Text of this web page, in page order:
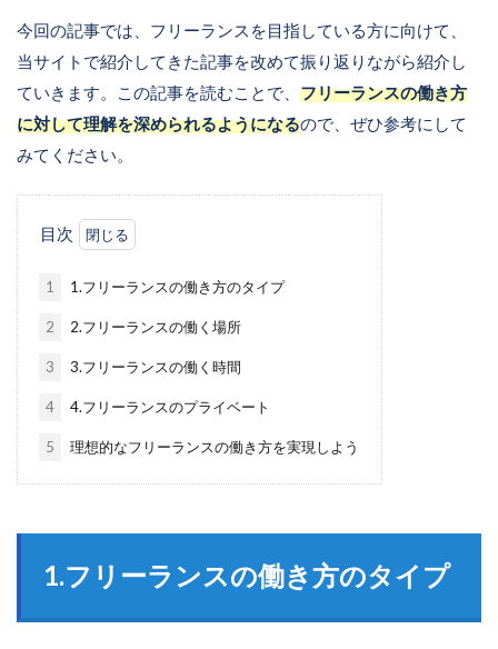
今回の記事では、フリーランスを目指している方に向けて、
当サイトで紹介してきた記事を改めて振り返りながら紹介し
ていきます。この記事を読むことで、 フリーランスの働き方
に対して理解を深められるようになるので、ぜひ参考にして
みてください。
目次
1 1.フリーランスの働き方のタイプ
2 2.フリーランスの働く場所
3 3.フリーランスの働く時間
4 4.フリーランスのプライベート
5 理想的なフリーランスの働き方を実現しよう
1.フリーランスの働き方のタイプ